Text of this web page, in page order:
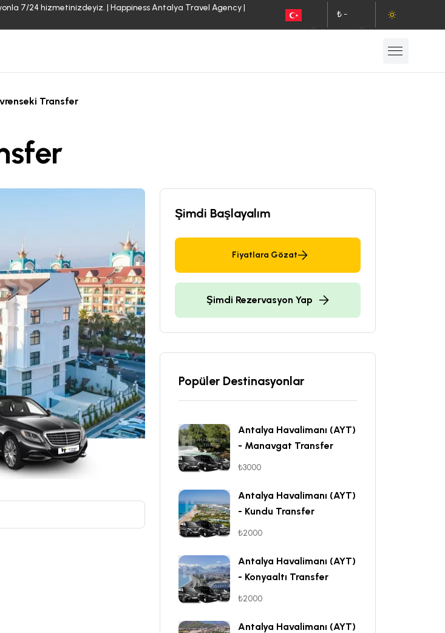
7/24 hizmetinizdeyiz. | Happiness Antalya Travel Agency |
₺ -
Transfer
Şimdi Başlayalım
Fiyatlara Gözat
Şimdi Rezervasyon Yap
Popüler Destinasyonlar
Antalya Havalimanı (AYT)
- Manavgat Transfer
₺3000
Antalya Havalimanı (AYT)
- Kundu Transfer
₺2000
Antalya Havalimanı (AYT)
- Konyaaltı Transfer
₺2000
Antalya Havalimanı (AYT)